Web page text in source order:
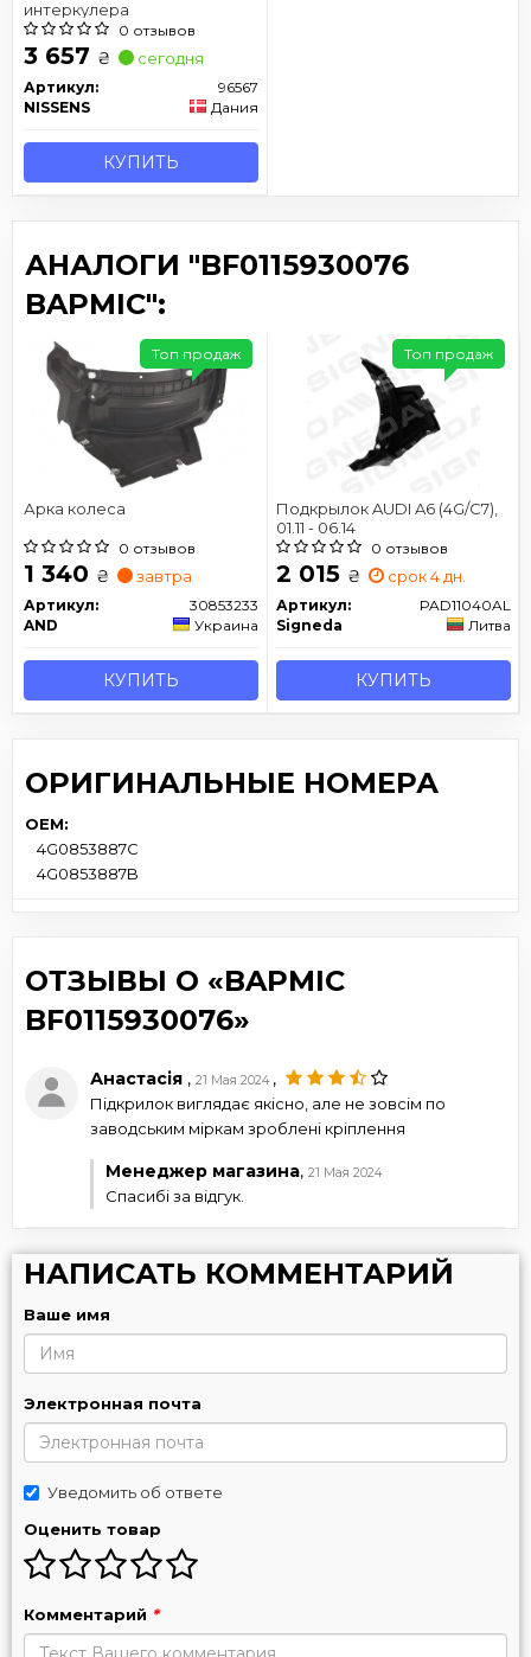
интеркулера
0 отзывов
3 657 ₴ сегодня
Артикул:
96567
NISSENS
Дания
КУПИТЬ
АНАЛОГИ "BF0115930076
BAPMIC":
Арка колеса
0 отзывов
1 340 ₴ завтра
Артикул:
30853233
AND
Украина
КУПИТЬ
Топ продаж
Подкрылок AUDI A6 (4G/C7),
01.11 - 06.14
0 отзывов
2 015 ₴ срок 4 дн.
Артикул:
PAD11040AL
Signeda
Литва
КУПИТЬ
Топ продаж
ОРИГИНАЛЬНЫЕ НОМЕРА
OEM:
4G0853887C
4G0853887B
ОТЗЫВЫ О «BAPMIC
BF0115930076»
Анастасія , 21 Мая 2024 ,
Підкрилок виглядає якісно, але не зовсім по
заводським міркам зроблені кріплення
Менеджер магазина, 21 Мая 2024
Спасибі за відгук.
НАПИСАТЬ КОММЕНТАРИЙ
Ваше имя
Электронная почта
Уведомить об ответе
Оценить товар
Комментарий *